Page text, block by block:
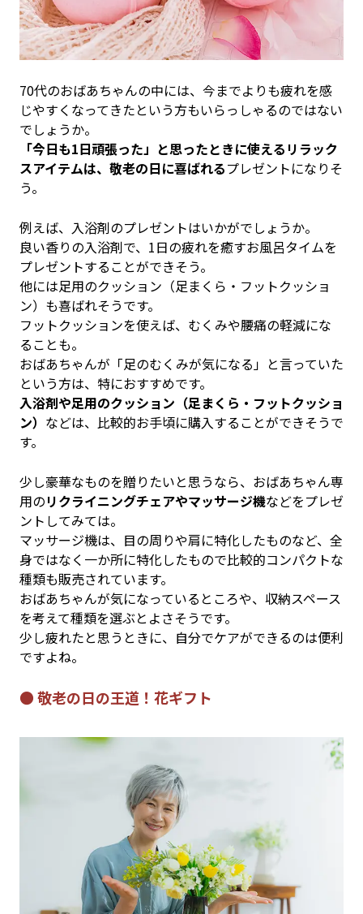
70代のおばあちゃんの中には、今までよりも疲れを感
じやすくなってきたという方もいらっしゃるのではない
でしょうか。
「今日も1日頑張った」と思ったときに使えるリラック
スアイテムは、敬老の日に喜ばれるプレゼントになりそ
う。
例えば、入浴剤のプレゼントはいかがでしょうか。
良い香りの入浴剤で、1日の疲れを癒すお風呂タイムを
プレゼントすることができそう。
他には足用のクッション（足まくら・フットクッショ
ン）も喜ばれそうです。
フットクッションを使えば、むくみや腰痛の軽減にな
ることも。
おばあちゃんが「足のむくみが気になる」と言っていた
という方は、特におすすめです。
入浴剤や足用のクッション（足まくら・フットクッショ
ン） などは、比較的お手頃に購入することができそうで
す。
少し豪華なものを贈りたいと思うなら、おばあちゃん専
用のリクライニングチェアやマッサージ機などをプレゼ
ントしてみては。
マッサージ機は、目の周りや肩に特化したものなど、全
身ではなく一か所に特化したもので比較的コンパクトな
種類も販売されています。
おばあちゃんが気になっているところや、収納スペース
を考えて種類を選ぶとよさそうです。
少し疲れたと思うときに、自分でケアができるのは便利
ですよね。
● 敬老の日の王道！花ギフト